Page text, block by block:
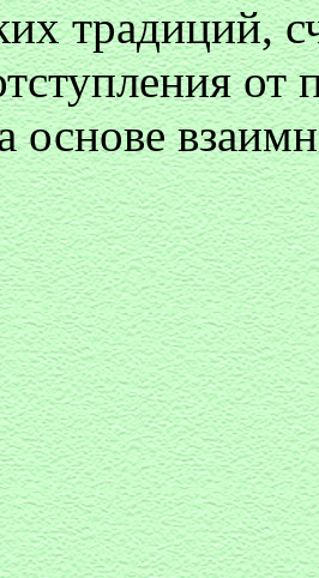
традиций,
основе